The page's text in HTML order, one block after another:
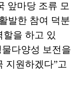
앞마당 조류 모
발한 참여 덕분
을 하고 있
다양성 보전을
지원하겠다”고